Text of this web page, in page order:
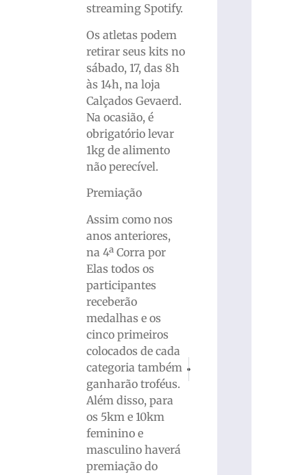
streaming Spotify.
Os atletas podem
retirar seus kits no
sábado, 17, das 8h
às 14h, na loja
Calçados Gevaerd.
Na ocasião, é
obrigatório levar
1kg de alimento
não perecível.
Premiação
Assim como nos
anos anteriores,
na 4ª Corra por
Elas todos os
participantes
receberão
medalhas e os
cinco primeiros
colocados de cada
categoria também
ganharão troféus.
Além disso, para
os 5km e 10km
feminino e
masculino haverá
premiação do
PRÓXIMO